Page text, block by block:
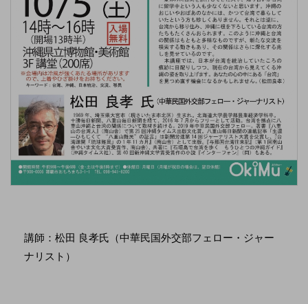
講師：松田 良孝氏（中華民国外交部フェロー・ジャー
ナリスト）